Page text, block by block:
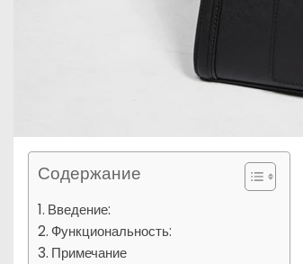
Содержание
Введение:
Функциональность:
Примечание